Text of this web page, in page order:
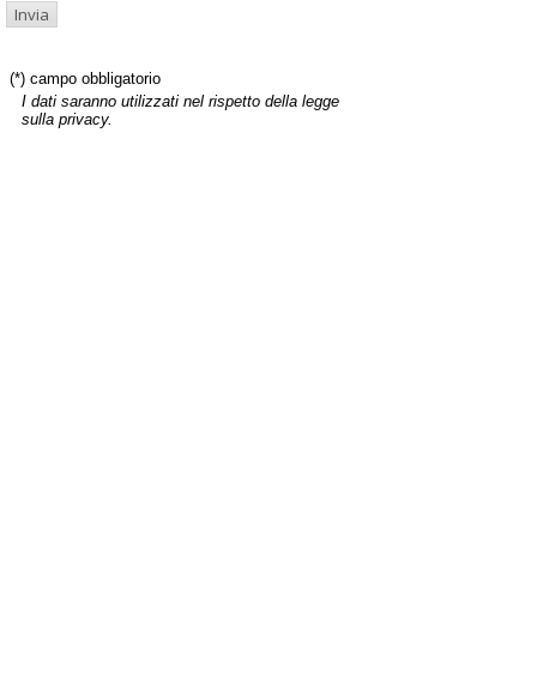
(*) campo obbligatorio
I dati saranno utilizzati nel rispetto della legge
sulla privacy.